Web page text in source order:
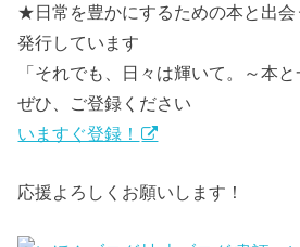
★日常を豊かにするための本と出
発行しています
「それでも、日々は輝いて。～本と
ぜひ、ご登録ください
いますぐ登録！
応援よろしくお願いします！